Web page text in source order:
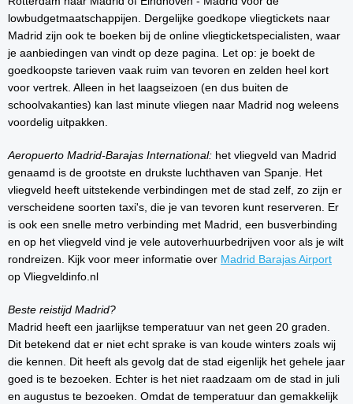
lowbudgetmaatschappijen. Dergelijke goedkope vliegtickets naar
Madrid zijn ook te boeken bij de online vliegticketspecialisten, waar
je aanbiedingen van vindt op deze pagina. Let op: je boekt de
goedkoopste tarieven vaak ruim van tevoren en zelden heel kort
voor vertrek. Alleen in het laagseizoen (en dus buiten de
schoolvakanties) kan last minute vliegen naar Madrid nog weleens
voordelig uitpakken.
Aeropuerto Madrid-Barajas International: het vliegveld van Madrid
genaamd is de grootste en drukste luchthaven van Spanje. Het
vliegveld heeft uitstekende verbindingen met de stad zelf, zo zijn er
verscheidene soorten taxi's, die je van tevoren kunt reserveren. Er
is ook een snelle metro verbinding met Madrid, een busverbinding
en op het vliegveld vind je vele autoverhuurbedrijven voor als je wilt
rondreizen. Kijk voor meer informatie over Madrid Barajas Airport
op Vliegveldinfo.nl
Beste reistijd Madrid?
Madrid heeft een jaarlijkse temperatuur van net geen 20 graden.
Dit betekend dat er niet echt sprake is van koude winters zoals wij
die kennen. Dit heeft als gevolg dat de stad eigenlijk het gehele jaar
goed is te bezoeken. Echter is het niet raadzaam om de stad in juli
en augustus te bezoeken. Omdat de temperatuur dan gemakkelijk